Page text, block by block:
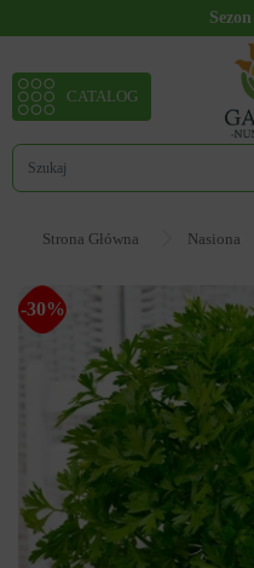
CATALOG
Strona Główna Nasiona
-30%